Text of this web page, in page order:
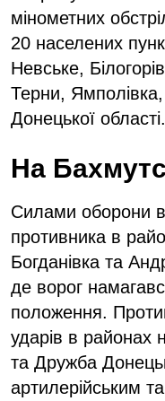
мінометних
20 населених
Невське,
Терни,
Донецької області.
На
Силами оборони
противника в
Богданівка та
де ворог
положення.
ударів в районах
та Дружба
артилерійським